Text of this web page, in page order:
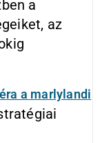
a
az
a marlylandi